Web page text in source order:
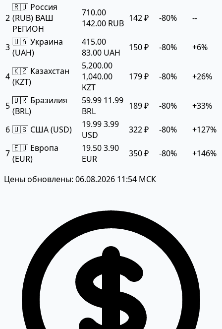
2
🇷🇺 Россия
(RUB) ВАШ
РЕГИОН
710.00
142.00 RUB 142 ₽ -80% --
3 🇺🇦 Украина
(UAH)
415.00
83.00 UAH
150 ₽ -80% +6%
4 🇰🇿 Казахстан
(KZT)
5,200.00
1,040.00
KZT
179 ₽ -80% +26%
5 🇧🇷 Бразилия
(BRL)
59.99 11.99
BRL
189 ₽ -80% +33%
6 🇺🇸 США (USD) 19.993.99
USD
322 ₽ -80% +127%
7 🇪🇺 Европа
(EUR)
19.503.90
EUR
350 ₽ -80% +146%
Цены обновлены: 06.08.2026 11:54 МСК